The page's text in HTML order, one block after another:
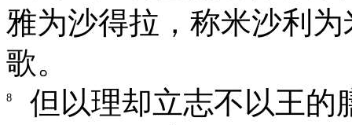
雅为沙得拉，称米沙利
歌。
8
但以理却立志不以王的